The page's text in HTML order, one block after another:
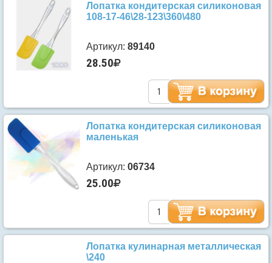
Лопатка кондитерская силиконовая
108-17-46\28-123\360\480
Артикул: 89140
28.50
Лопатка кондитерская силиконовая
маленькая
Артикул: 06734
25.00
Лопатка кулинарная металлическая
\240